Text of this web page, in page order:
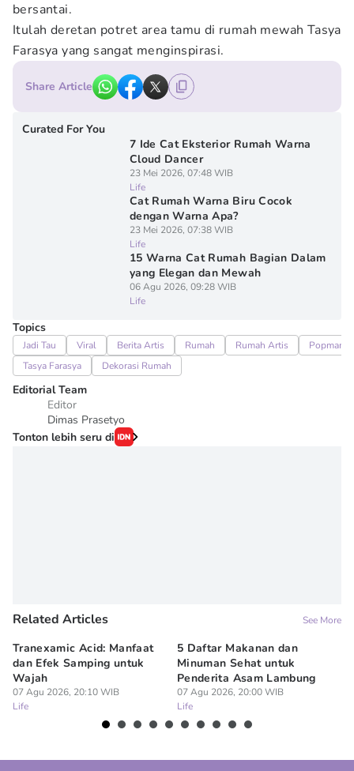
bersantai.
Itulah deretan potret area tamu di rumah mewah Tasya
Farasya yang sangat menginspirasi.
Share Article
Curated For You
7 Ide Cat Eksterior Rumah Warna
Cloud Dancer
23 Mei 2026, 07:48 WIB
Life
Cat Rumah Warna Biru Cocok
dengan Warna Apa?
23 Mei 2026, 07:38 WIB
Life
15 Warna Cat Rumah Bagian Dalam
yang Elegan dan Mewah
06 Agu 2026, 09:28 WIB
Life
Topics
Jadi Tau Viral Berita Artis Rumah Rumah Artis
Tasya Farasya
Dekorasi Rumah
Editorial Team
Editor
Dimas Prasetyo
Tonton lebih seru di
Related Articles See More
Tranexamic Acid: Manfaat
dan Efek Samping untuk
Wajah
07 Agu 2026, 20:10 WIB
Life
5 Daftar Makanan dan
Minuman Sehat untuk
Penderita Asam Lambung
07 Agu 2026, 20:00 WIB
Life